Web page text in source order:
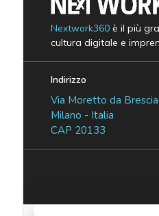
Nextwork360è il più
cultura digitale e
Indirizzo
Via Moretto da
Milano - Italia
CAP 20133